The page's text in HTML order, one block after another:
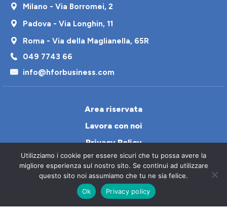
Milano - Via Borromei, 2
Padova - Via Longhin, 11
Roma - Via della Maglianella, 65R
049 7743 66
info@hforbusiness.com
Area riservata
Lavora con noi
Privacy Policy
Cookie Policy
Contatti
© 2026 All Rights Reserved H4Business S.p.a. – P.I
Utilizziamo i cookie per essere sicuri che tu possa avere la
migliore esperienza sul nostro sito. Se continui ad utilizzare
questo sito noi assumiamo che tu ne sia felice.
Ok
Privacy policy
Italiano